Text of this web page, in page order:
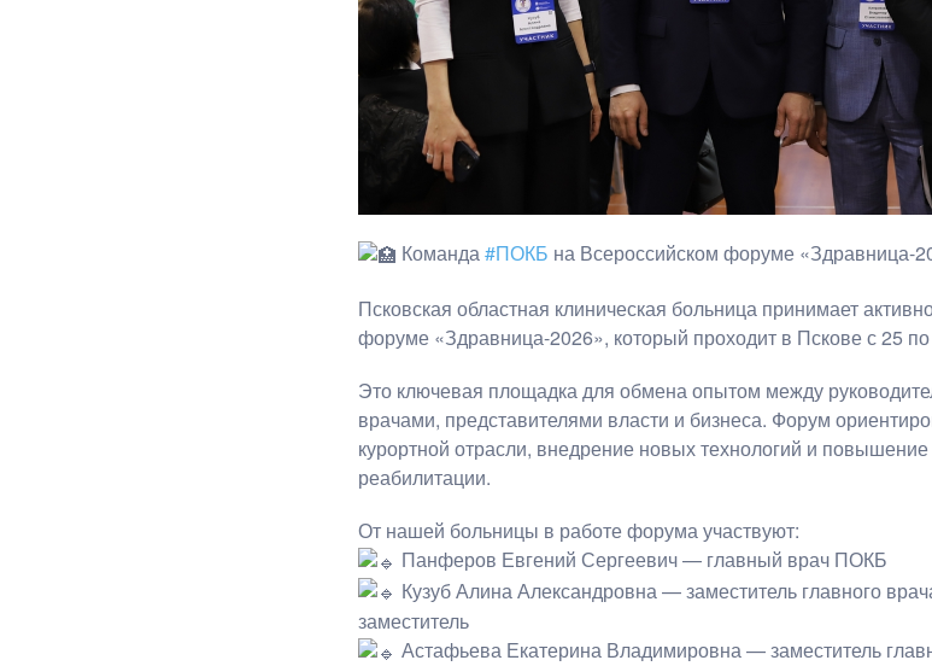
Команда#ПОКБ на Всероссийском форуме «Здравница-
Псковская областная клиническая больница принимает
форуме «Здравница-2026», который проходит в Пскове с 25
Это ключевая площадка для обмена опытом между
врачами, представителями власти и бизнеса. Форум
курортной отрасли, внедрение новых технологий и
реабилитации.
От нашей больницы в работе форума участвуют:
Панферов Евгений Сергеевич — главный врач ПОКБ
Кузуб Алина Александровна — заместитель главного
заместитель
Астафьева Екатерина Владимировна — заместитель